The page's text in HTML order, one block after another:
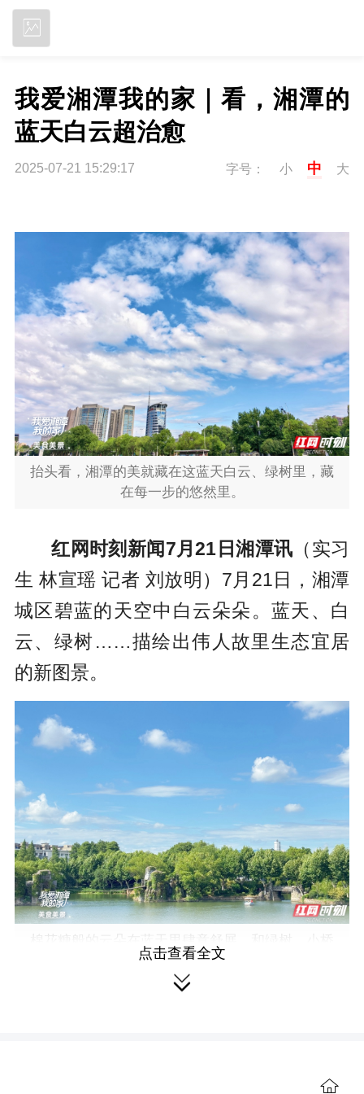
我爱湘潭我的家｜看，湘潭的
蓝天白云超治愈
2025-07-21 15:29:17 字号： 小 中 大
抬头看，湘潭的美就藏在这蓝天白云、绿树里，藏
在每一步的悠然里。
红网时刻新闻7月21日湘潭讯 （实习
生 林宣瑶 记者 刘放明）7月21日，湘潭
城区碧蓝的天空中白云朵朵。蓝天、白
云、绿树……描绘出伟人故里生态宜居
的新图景。
相映成趣。
点击查看全文
